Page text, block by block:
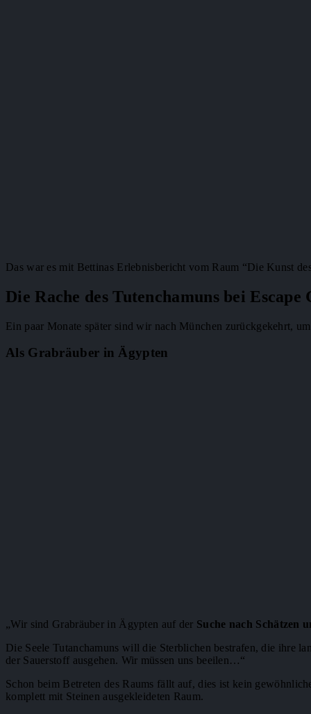
Das war es mit Bettinas Erlebnisbericht vom Raum “Die Kunst
Die Rache des Tutenchamuns bei Escape
Ein paar Monate später sind wir nach München zurückgekehrt,
Als Grabräuber in Ägypten
„Wir sind Grabräuber in Ägypten auf der Suche nach Schätzen
Die Seele Tutanchamuns will die Sterblichen bestrafen, die ihre
der Sauerstoff ausgehen. Wir müssen uns beeilen…“
Schon beim Betreten des Raums fällt auf, dies ist kein
komplett mit Steinen ausgekleideten Raum.